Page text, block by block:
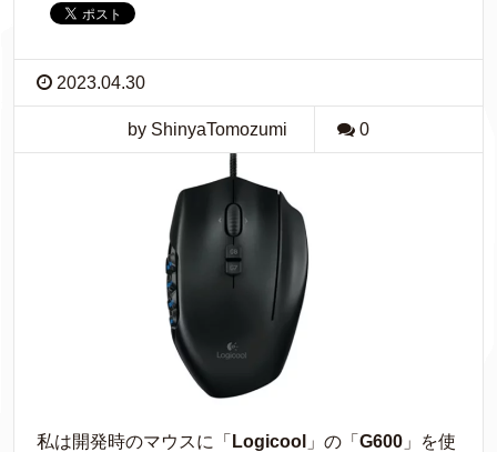
2023.04.30
by ShinyaTomozumi 0
私は開発時のマウスに「 Logicool 」の「 G600 」を使